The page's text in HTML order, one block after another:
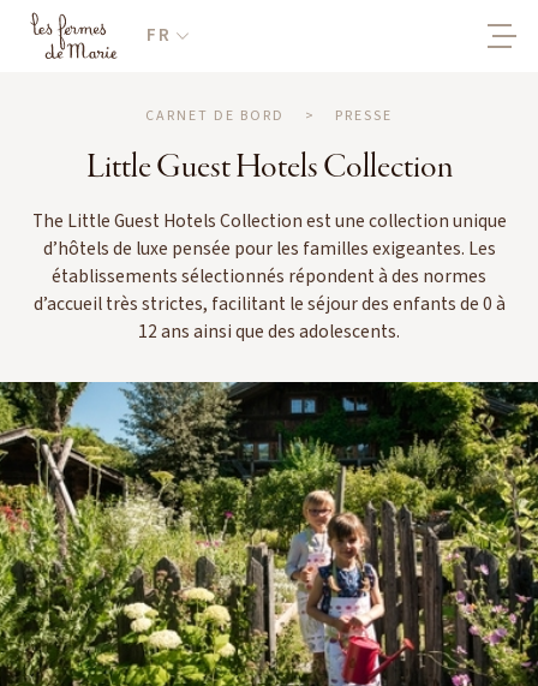
FR
CARNET DE BORD > PRESSE
Little Guest Hotels Collection
The Little Guest Hotels Collection est une collection unique
d’hôtels de luxe pensée pour les familles exigeantes. Les
établissements sélectionnés répondent à des normes
d’accueil très strictes, facilitant le séjour des enfants de 0 à
12 ans ainsi que des adolescents.